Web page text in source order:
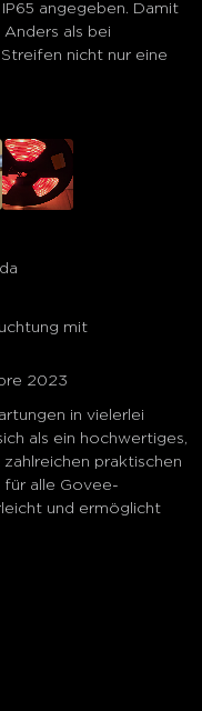
angegeben. Damit
als bei
nicht nur eine
mit
2023
in vielerlei
als ein hochwertiges,
praktischen
für alle Govee-
und ermöglicht